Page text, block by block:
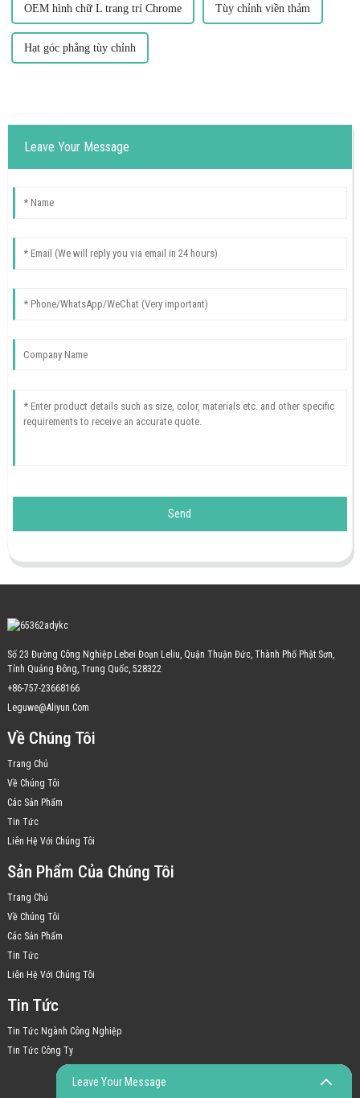
OEM hình chữ L trang trí Chrome Tùy chỉnh viền thảm
Hạt góc phẳng tùy chỉnh
Leave Your Message
Send
Số 23 Đường Công Nghiệp Lebei Đoạn Leliu, Quận Thuận Đức, Thành Phố Phật Sơn,
Tỉnh Quảng Đông, Trung Quốc, 528322
+86-757-23668166
Leguwe@aliyun.com
Về Chúng Tôi
Trang Chủ
Về Chúng Tôi
Các Sản Phẩm
Tin Tức
Liên Hệ Với Chúng Tôi
Sản Phẩm Của Chúng Tôi
Trang Chủ
Về Chúng Tôi
Các Sản Phẩm
Tin Tức
Liên Hệ Với Chúng Tôi
Tin Tức
Tin Tức Ngành Công Nghiệp
Tin Tức Công Ty
Leave Your Message